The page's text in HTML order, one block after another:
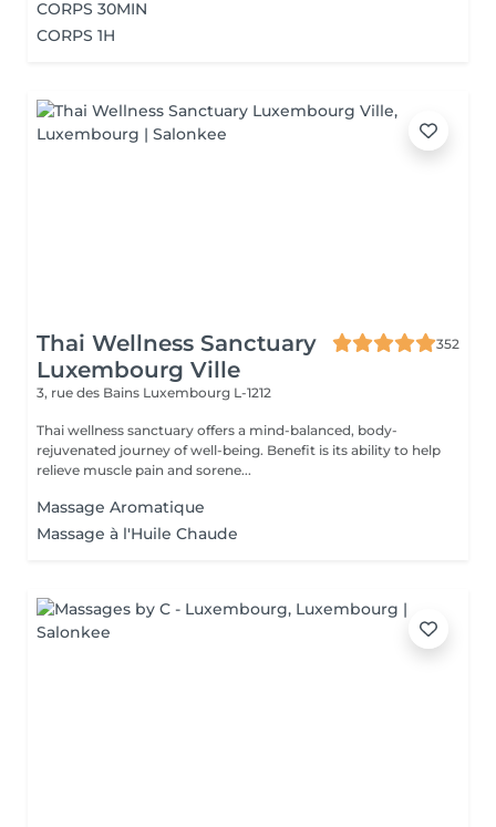
CORPS 30MIN
CORPS 1H
Thai Wellness Sanctuary
Luxembourg Ville
352
3, rue des Bains Luxembourg L-1212
Thai wellness sanctuary offers a mind-balanced, body-
rejuvenated journey of well-being. Benefit is its ability to help
relieve muscle pain and sorene...
Massage Aromatique
Massage à l'Huile Chaude